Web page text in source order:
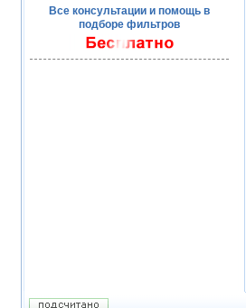
Все консультации и помощь в
подборе фильтров